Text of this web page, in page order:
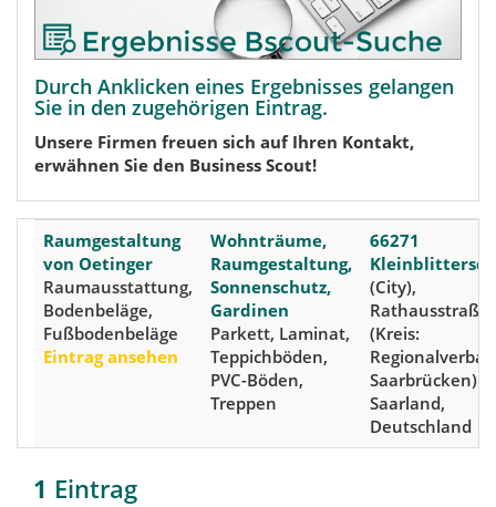
Durch Anklicken eines Ergebnisses gelangen
Sie in den zugehörigen Eintrag.
Unsere Firmen freuen sich auf Ihren Kontakt,
erwähnen Sie den Business Scout!
Raumgestaltung
von Oetinger
Raumausstattung,
Bodenbeläge,
Fußbodenbeläge
Eintrag ansehen
Wohnträume,
Raumgestaltung,
Sonnenschutz,
Gardinen
Parkett, Laminat,
Teppichböden,
PVC-Böden,
Treppen
66271
(City),
Rathausstraße
(Kreis:
Saarbrücken)
Saarland,
Deutschland
1 Eintrag